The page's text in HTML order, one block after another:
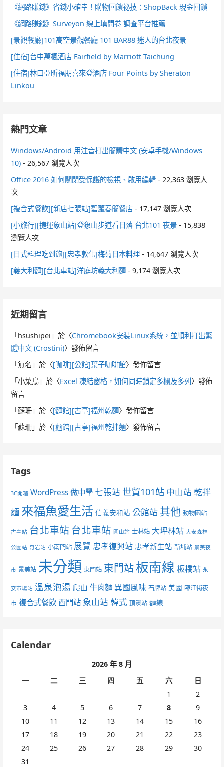
《網路賺錢》省錢小確幸！購物回饋祕技：ShopBack 現金回饋
《網路賺錢》Surveyon 線上填問卷 調查平台推薦
[景觀餐廳]101高空景觀餐廳 101 BAR88 迷人的台北夜景
[住宿]台中萬楓酒店 Fairfield by Marriott Taichung
[住宿]林口亞昕福朋喜來登酒店 Four Points by Sheraton
Linkou
熱門文章
Windows/Android 用注音打出簡體中文 (安卓手機/Windows
10) - 26,567 瀏覽人次
Office 2016 如何關閉受保護的檢視、啟用編輯 - 22,363 瀏覽人
次
[複合式餐飲][新店七張站]碧蘿春簡餐店 - 17,147 瀏覽人次
[小旅行][捷運象山站]登象山步道看日落 台北101 夜景 - 15,838
瀏覽人次
[日式料理吃到飽][忠孝敦化]梅菊日本料理 - 14,647 瀏覽人次
[義大利麵][台北車站]洋庭坊義大利麵 - 9,174 瀏覽人次
近期留言
「hsushipei 」於〈Chromebook安裝Linux系統，並順利打出繁
體中文 (Crostini)〉發佈留言
「無名 」於〈[咖啡][公館]葉子咖啡館〉發佈留言
「小菜鳥 」於〈Excel 凍結窗格，如何同時鎖定多欄及多列〉發佈
留言
「蘇珊 」於〈[麵館][古亭]福州乾麵〉發佈留言
「蘇珊 」於〈[麵館][古亭]福州乾拌麵〉發佈留言
Tags
3C開箱 WordPress 做中學 七張站 世貿101站 中山站 乾拌
麵 來福魚愛生活 信義安和站 公館站 其他 動物園站
古亭站 台北車站 台北車站 圓山站 士林站 大坪林站 大安森林
公園站 奇岩站 小南門站 展覽 忠孝復興站 忠孝新生站 新埔站 景美夜
市 景美站 未分類 東門站 東門站板南線 板橋站 永
安市場站 溫泉泡湯 爬山 牛肉麵 異國風味 石牌站 美國 臨江街夜
市 複合式餐飲 西門站 象山站 韓式 頂溪站 麵線
Calendar
2026 年 8 月
一
二 三 四 五 六
日
1
2
3
4 5 6 7 8
9
10
11 12 13 14 15
16
17
18 19 20 21 22
23
24
25 26 27 28 29
30
31